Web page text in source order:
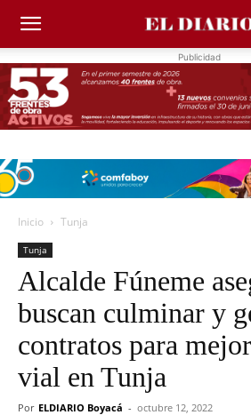
Publicidad
Inicio Tunja
Tunja
Alcalde Fúneme
buscan culminar y
contratos para
vial en Tunja
Por ELDIARIO Boyacá - octubre 12, 2022